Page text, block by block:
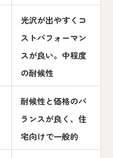
光沢が出やすくコ
ストパフォーマン
スが良い。中程度
の耐候性
耐候性と価格のバ
ランスが良く、住
宅向けで一般的